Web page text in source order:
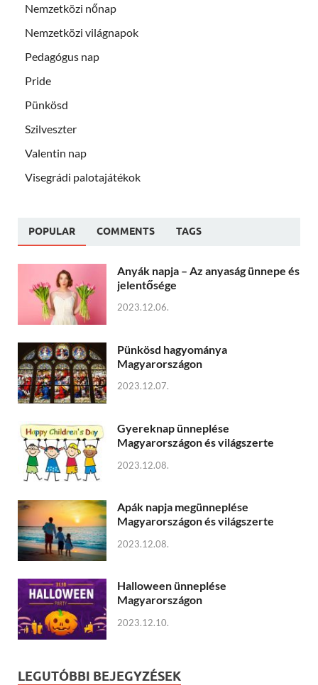
Nemzetközi nőnap
Nemzetközi világnapok
Pedagógus nap
Pride
Pünkösd
Szilveszter
Valentin nap
Visegrádi palotajátékok
POPULAR COMMENTS TAGS
Anyák napja – Az anyaság ünnepe és
jelentősége
2023.12.06.
Pünkösd hagyománya
Magyarországon
2023.12.07.
Gyereknap ünneplése
Magyarországon és világszerte
2023.12.08.
Apák napja megünneplése
Magyarországon és világszerte
2023.12.08.
Halloween ünneplése
Magyarországon
2023.12.10.
LEGUTÓBBI BEJEGYZÉSEK